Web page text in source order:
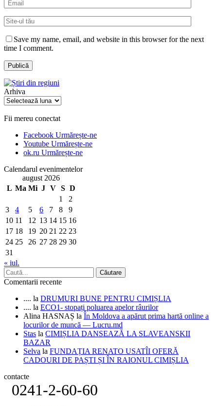
Save my name, email, and website in this browser for the next
time I comment.
Arhiva
Arhiva
Fii mereu conectat
Facebook Urmărește-ne
Youtube Urmărește-ne
ok.ru Urmărește-ne
Calendarul evenimentelor
august 2026
L Ma Mi J V S D
1
2
3
4 5 6 7 8
9
10 11 12 13 14 15 16
17 18 19 20 21 22 23
24 25 26 27 28 29 30
31
« iul.
Comentarii recente
.... la DRUMURI BUNE PENTRU CIMIȘLIA
.... la ECO1- stopați poluarea apelor râurilor
Alina HASNAȘ la În Moldova a apărut prima hartă online a
locurilor de muncă — Lucru.md
Stas la CIMIȘLIA DANSEAZĂ LA SLAVEANSKII
BAZAR
Selva la FUNDAȚIA RENATO USATÎI OFERĂ
CADOURI DE PAȘTI ȘI ÎN RAIONUL CIMIȘLIA
contacte
0241-2-60-60